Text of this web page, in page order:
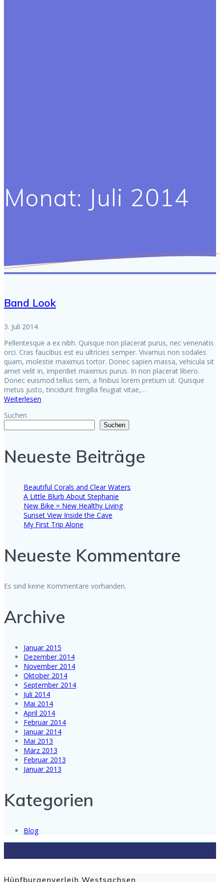
Monat: Juli 2014
Band Look
3. Juli 2014
Pellentesque a ex nibh. Quisque non placerat purus, nec venenatis
orci. Cras faucibus est eu ultricies semper. Vivamus non sodales
quam, molestie maximus tortor. Donec sapien massa, vehicula sit
amet velit in, imperdiet maximus purus. In non placerat libero.
Donec euismod tellus sem, a finibus lorem pretium ut. Quisque
metus justo, tincidunt fringilla feugiat vitae,…
Weiterlesen
Suchen
Suchen
Neueste Beiträge
Beautiful Corals and Clear Waters
A Little Blurb About Stephanie
New Bike = New Healthy Living
Sunset View Inside the Cave
My First Trip Alone
Neueste Kommentare
Es sind keine Kommentare vorhanden.
Archive
Januar 2015
Dezember 2014
November 2014
Oktober 2014
September 2014
Juli 2014
Mai 2014
April 2014
Februar 2014
Januar 2014
Mai 2013
März 2013
Februar 2013
Januar 2013
Kategorien
Blog
Hüpfburgenverleih Westsachsen